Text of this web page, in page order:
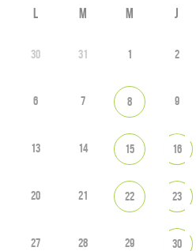
L M M J
30 31 1 2
6 7 8 9
13 14 15 16
20 21 22 23
27 28 29 30